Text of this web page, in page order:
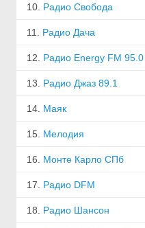
10. Радио Свобода
11. Радио Дача
12. Радио Energy FM 95.0
13. Радио Джаз 89.1
14. Маяк
15. Мелодия
16. Монте Карло СПб
17. Радио DFM
18. Радио Шансон